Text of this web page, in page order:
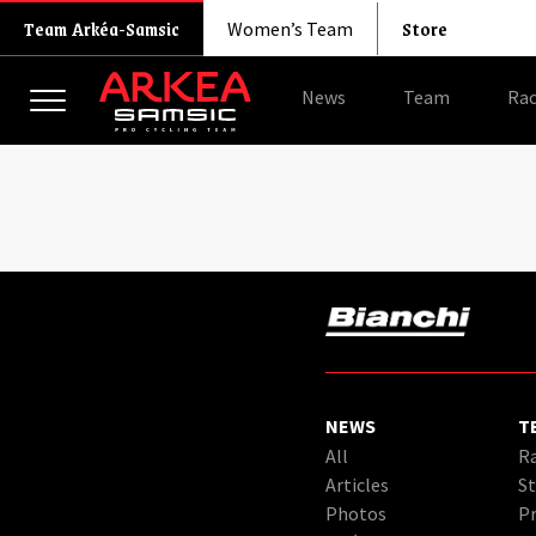
Team Arkéa-Samsic Women’s Team Store
News Team
NEWS
All
Articles
Photos